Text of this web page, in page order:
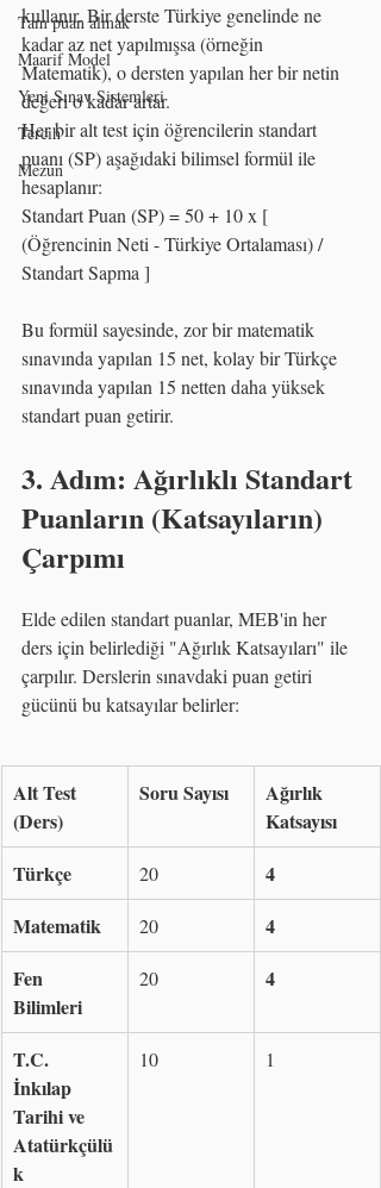
Tam puan almak
Maarif Model
Yeni Sınav Sistemleri
Tercih
Mezun
kullanır. Bir derste Türkiye genelinde ne
kadar az net yapılmışsa (örneğin
Matematik), o dersten yapılan her bir netin
değeri o kadar artar.
Her bir alt test için öğrencilerin standart
puanı (SP) aşağıdaki bilimsel formül ile
hesaplanır:
Standart Puan (SP) = 50 + 10 x [
(Öğrencinin Neti - Türkiye Ortalaması) /
Standart Sapma ]
Bu formül sayesinde, zor bir matematik
sınavında yapılan 15 net, kolay bir Türkçe
sınavında yapılan 15 netten daha yüksek
standart puan getirir.
3. Adım: Ağırlıklı Standart
Puanların (Katsayıların)
Çarpımı
Elde edilen standart puanlar, MEB'in her
ders için belirlediği "Ağırlık Katsayıları" ile
çarpılır. Derslerin sınavdaki puan getiri
gücünü bu katsayılar belirler:
Alt Test
(Ders)
Soru Sayısı
Ağırlık
Katsayısı
Türkçe
20
4
Matematik
20
4
Fen
Bilimleri
20 4
T.C.
İnkılap
Tarihi ve
Atatürkçülü
k
10 1